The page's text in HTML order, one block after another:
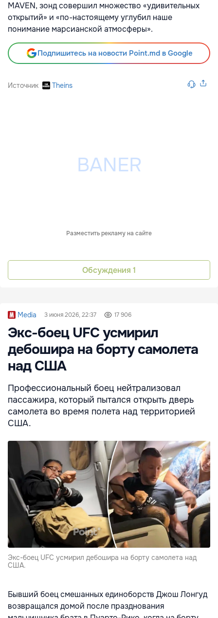
MAVEN, зонд совершил множество «удивительных
открытий» и «по-настоящему углубил наше
понимание марсианской атмосферы».
Подпишитесь на новости Point.md в Google
Источник Theins
Разместить рекламу на сайте
Обсуждения 1
Media 3 июня 2026, 22:37 17 906
Экс-боец UFC усмирил
дебошира на борту самолета
над США
Профессиональный боец нейтрализовал
пассажира, который пытался открыть дверь
самолета во время полета над территорией
США.
Экс-боец UFC усмирил дебошира на борту самолета над
США.
Бывший боец смешанных единоборств Джош Лонгуд
возвращался домой после празднования